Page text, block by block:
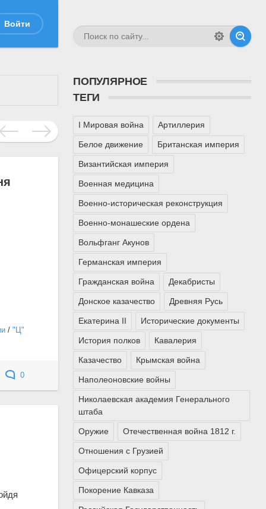
Войти
/ "Ц"
0
ПОПУЛЯРНОЕ
ТЕГИ
I Мировая война Артиллерия
Белое движение Британская империя
Византийская империя
Военная медицина
Военно-историческая реконструкция
Военно-монашеские ордена
Вольфганг Акунов
Германская империя
Гражданская война Декабристы
Донское казачество Древняя Русь
Екатерина II Исторические документы
История полков Кавалерия
Казачество Крымская война
Наполеоновские войны
Николаевская академия Генерального
штаба
Оружие Отечественная война 1812 г.
Отношения с Грузией
Офицерский корпус
Покорение Кавказа